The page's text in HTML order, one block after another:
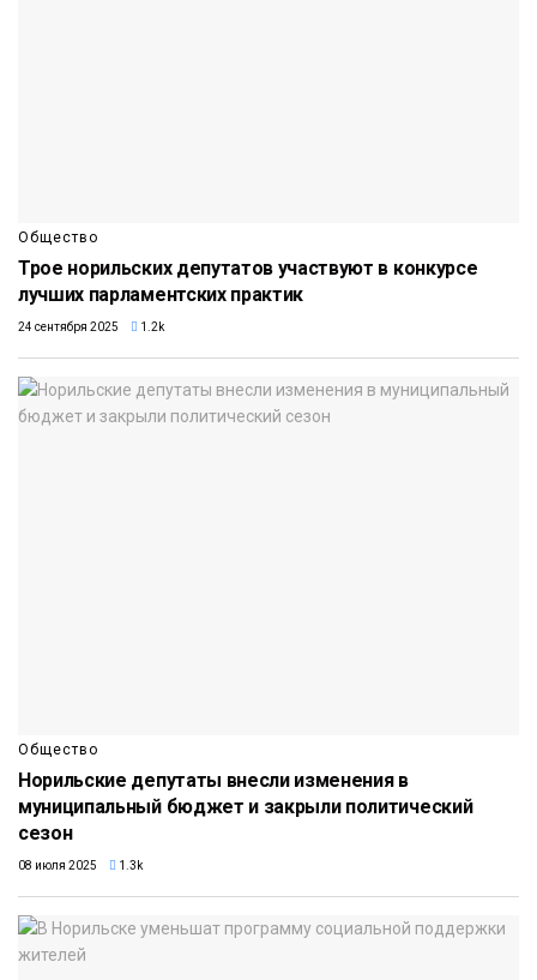
Общество
Трое норильских депутатов участвуют в конкурсе
лучших парламентских практик
24 сентября 2025 1.2k
Общество
Норильские депутаты внесли изменения в
муниципальный бюджет и закрыли политический
сезон
08 июля 2025 1.3k